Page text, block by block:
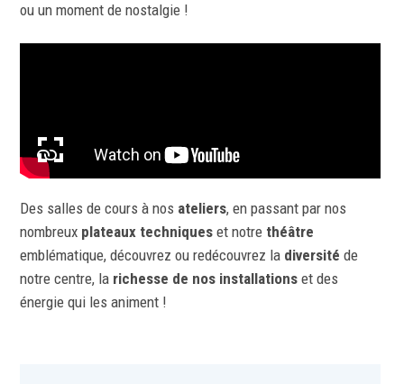
ou un moment de nostalgie !
plein écran
Des salles de cours à nos ateliers, en passant par nos
nombreux plateaux techniques et notre théâtre
emblématique, découvrez ou redécouvrez la diversité de
notre centre, la richesse de nos installations et des
énergie qui les animent !